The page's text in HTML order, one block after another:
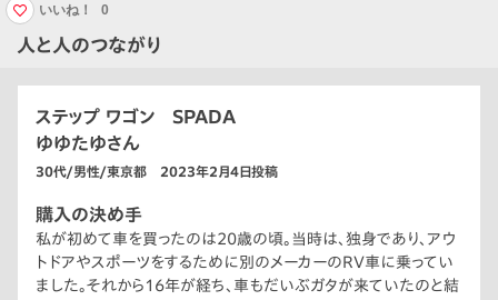
人と人のつながり
いいね！ 0
ステップ ワゴン SPADA
ゆゆたゆさん
30代/男性/東京都 2023年2月4日投稿
購入の決め手
私が初めて車を買ったのは20歳の頃。当時は、独身であり、アウ
トドアやスポーツをするために別のメーカーのRV車に乗ってい
ました。それから16年が経ち、車もだいぶガタが来ていたのと結